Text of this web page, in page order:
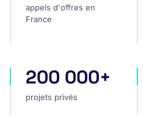
appels d'offres en
France
projets privés
200 000+
projets privés